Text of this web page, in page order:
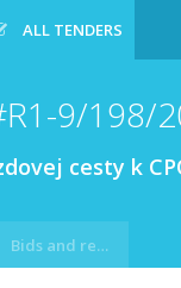
ALL TENDERS
9/198/
cesty k
Bids and requests